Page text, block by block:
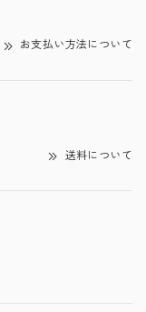
お支払い方法について
送料について